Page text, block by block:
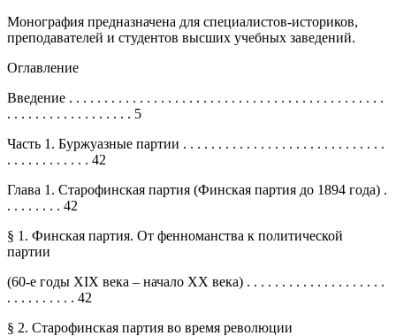
Монография предназначена для специалистов-историков,
преподавателей и студентов высших учебных заведений.
Оглавление
Введение . . . . . . . . . . . . . . . . . . . . . . . . . . . . . . . . . . . . . . . . . . . . .
. . . . . . . . . . . . . . . . . . 5
Часть 1. Буржуазные партии . . . . . . . . . . . . . . . . . . . . . . . . . . . . .
. . . . . . . . . . . . 42
Глава 1. Старофинская партия (Финская партия до 1894 года) .
. . . . . . . . 42
§ 1. Финская партия. От фенноманства к политической
партии
(60-е годы XIX века – начало ХХ века) . . . . . . . . . . . . . . . . . . . .
. . . . . . . . . . 42
§ 2. Старофинская партия во время революции